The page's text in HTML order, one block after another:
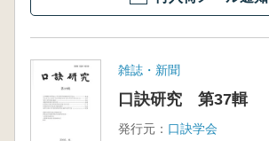
雑誌・新聞
口訣研究 第37輯
発行元： 口訣学会